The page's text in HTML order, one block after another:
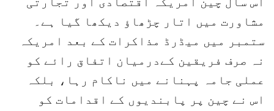
مشاورت میں اتار چڑھاؤ دیکھا گیا ہے۔
ستمبر میں میڈرڈ مذاکرات کے بعد امریکہ
نہ صرف فریقین کےدرمیان اتفاق رائے کو
عملی جامہ پہنانے میں ناکام رہا، بلکہ
اس نے چین پر پابندیوں کے اقدامات کو